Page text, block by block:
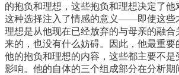
的抱负和理想，这些抱负和理想决定了
这种选择注入了情感的意义——即使这些
理想是从他现在已经放弃的与母亲的融合
来的，也没有什么妨碍。因此，他最重要
他的抱负和理想的内容，这些都主要不是
影响。他的自体的三个组成部分在分析期